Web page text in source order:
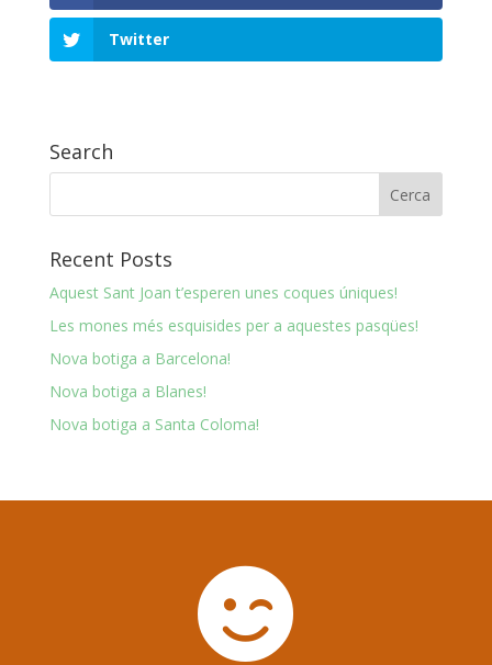
Twitter
Search
Recent Posts
Aquest Sant Joan t’esperen unes coques úniques!
Les mones més esquisides per a aquestes pasqües!
Nova botiga a Barcelona!
Nova botiga a Blanes!
Nova botiga a Santa Coloma!
